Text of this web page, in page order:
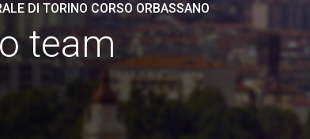
DI TORINO CORSO ORBASSANO
team